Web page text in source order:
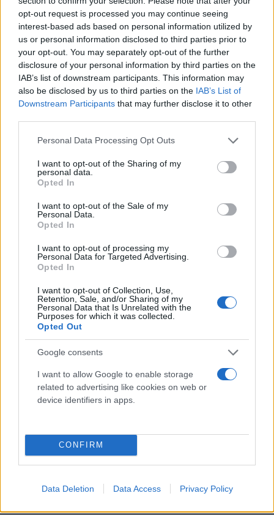
opt-out request is processed you may continue seeing
interest-based ads based on personal information utilized by
us or personal information disclosed to third parties prior to
your opt-out. You may separately opt-out of the further
disclosure of your personal information by third parties on the
IAB’s list of downstream participants. This information may
also be disclosed by us to third parties on the IAB’s List of
Downstream Participants that may further disclose it to other
Please note that this website/app uses one or more Google
not limited to your visit or usage behaviour. You may click to
grant or deny consent to Google and its third-party tags to
use your data for below specified purposes in below Google
consent section.
Personal Data Processing Opt Outs
I want to opt-out of the Sharing of my
personal data.
Opted In
I want to opt-out of the Sale of my
Personal Data.
Opted In
I want to opt-out of processing my
Personal Data for Targeted Advertising.
Opted In
I want to opt-out of Collection, Use,
Retention, Sale, and/or Sharing of my
Personal Data that Is Unrelated with the
Purposes for which it was collected.
Opted Out
Google consents
I want to allow Google to enable storage
related to advertising like cookies on web or
device identifiers in apps.
CONFIRM
Data Deletion Data Access Privacy Policy
Purae
Una gamma di oli essenziali puri e naturali al
100% per raggiungere il benessere psicofisico.
Gli oli essenziali Purae sono veri e propri
concentrati di natura.
Prodotti Purae